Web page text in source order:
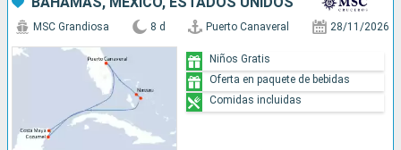
MSC Grandiosa 8 d Puerto Canaveral 28/11/2026
Niños Gratis
Oferta en paquete de bebidas
Comidas incluidas